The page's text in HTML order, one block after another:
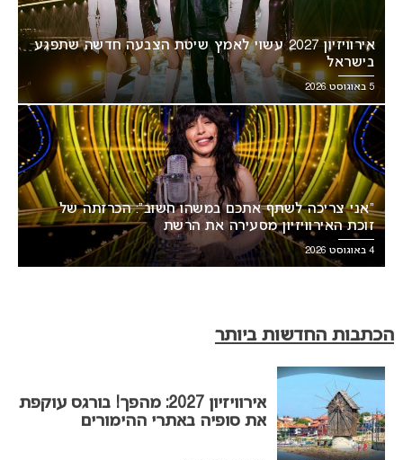
אירוויזיון 2027 עשוי לאמץ שיטת הצבעה חדשה שתפגע
בישראל
5 באוגוסט 2026
“אני צריכה לשתף אתכם במשהו חשוב”: הכרזתה של
זוכת האירוויזיון מסעירה את הרשת
4 באוגוסט 2026
הכתבות החדשות ביותר
אירוויזיון 2027: מהפך! בורגס עוקפת
את סופיה באתרי ההימורים